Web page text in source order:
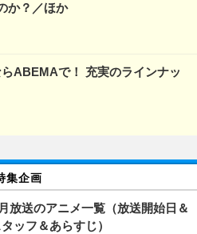
か？／ほか
ABEMAで！ 充実のラインナッ
集企画
放送のアニメ一覧（放送開始日＆
ッフ＆あらすじ）